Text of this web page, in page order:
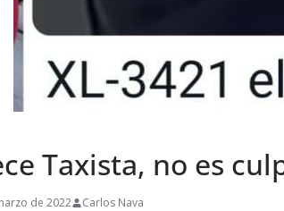
Taxista, no es
de 2022 Carlos Nava